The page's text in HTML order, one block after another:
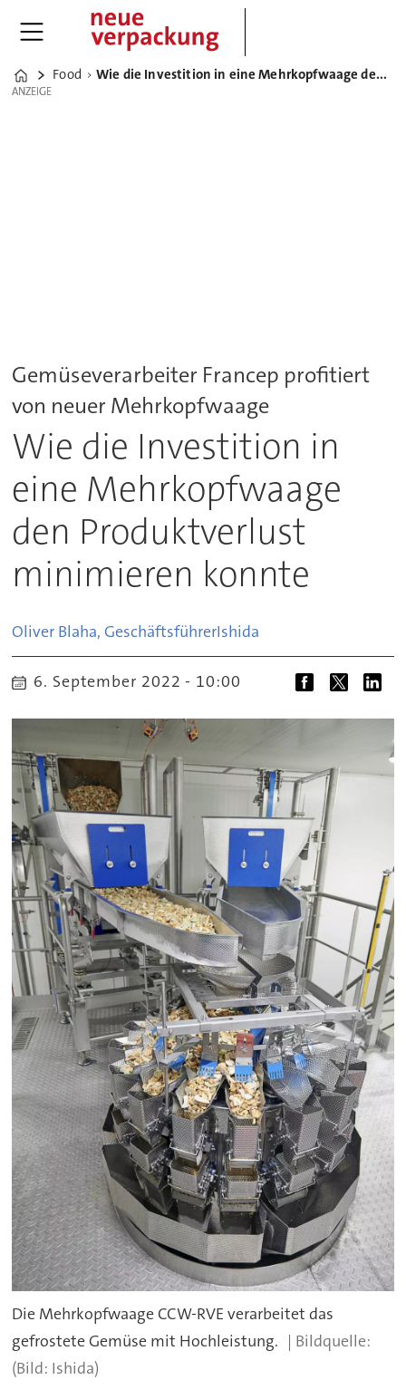
Home
Food Wie die Investition in eine Mehrkopfwaage den Produktverlust minimieren konnte
ANZEIGE
ANZEIGE
Gemüseverarbeiter Francep profitiert
von neuer Mehrkopfwaage
Wie die Investition in
eine Mehrkopfwaage
den Produktverlust
minimieren konnte
Oliver Blaha, GeschäftsführerIshida
6. September 2022 - 10:00
Die Mehrkopfwaage CCW-RVE verarbeitet das
gefrostete Gemüse mit Hochleistung.
(Bild: Ishida)